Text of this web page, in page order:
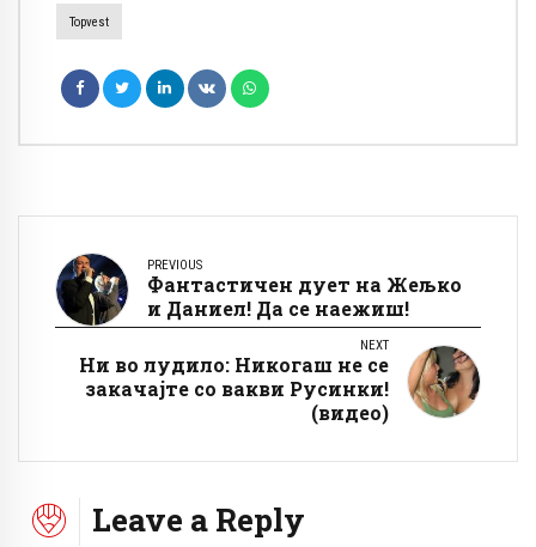
Topvest
PREVIOUS
Фантастичен дует на Жељко
и Даниел! Да се наежиш!
NEXT
Ни во лудило: Никогаш не се
закачајте со вакви Русинки!
(видео)
Leave a Reply